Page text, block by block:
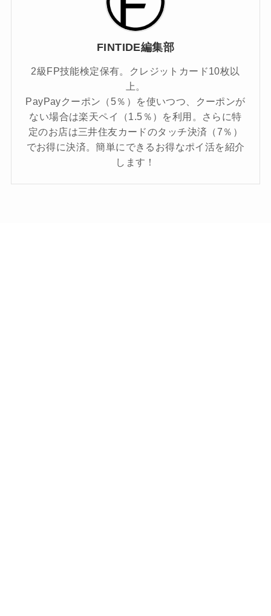
FINTIDE編集部
2級FP技能検定保有。クレジットカード10枚以
上。
PayPayクーポン（5％）を使いつつ、クーポンが
ない場合は楽天ペイ（1.5％）を利用。さらに特
定のお店は三井住友カードのタッチ決済（7％）
でお得に決済。簡単にできるお得なポイ活を紹介
します！